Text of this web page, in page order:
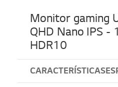
Monitor gaming
QHD Nano IPS -
HDR10
CARACTERÍSTICAS